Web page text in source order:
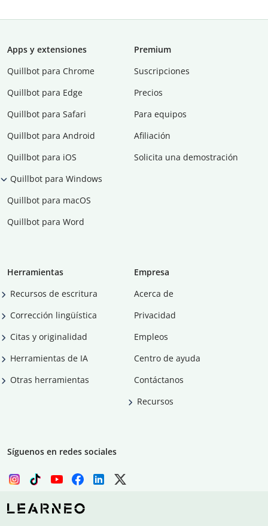
Apps y extensiones
Quillbot para Chrome
Quillbot para Edge
Quillbot para Safari
Quillbot para Android
Quillbot para iOS
Quillbot para Windows
Quillbot para macOS
Quillbot para Word
Premium
Suscripciones
Precios
Para equipos
Afiliación
Solicita una demostración
Herramientas
Recursos de escritura
Corrección lingüística
Citas y originalidad
Herramientas de IA
Otras herramientas
Empresa
Acerca de
Privacidad
Empleos
Centro de ayuda
Contáctanos
Recursos
Síguenos en redes sociales